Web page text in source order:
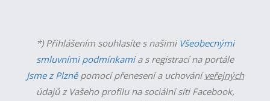
*) Přihlášením souhlasíte s našimi Všeobecnými
smluvními podmínkamia s registrací na portále
Jsme z Plzněpomocí přenesení a uchováníveřejných
údajů z Vašeho profilu na sociální síti Facebook,